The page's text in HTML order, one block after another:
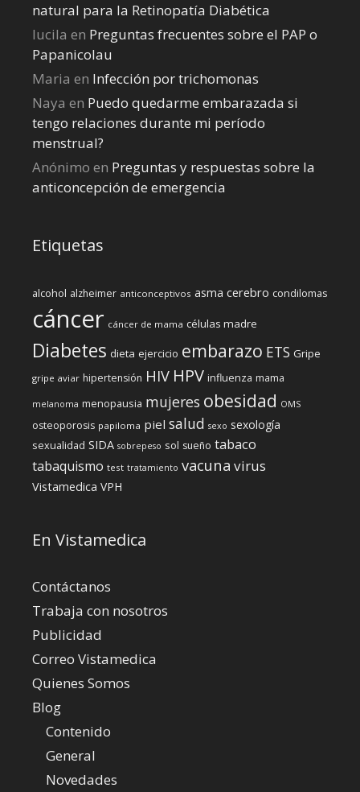
natural para la Retinopatía Diabética
lucila en Preguntas frecuentes sobre el PAP o
Papanicolau
Maria en Infección por trichomonas
Naya en Puedo quedarme embarazada si
tengo relaciones durante mi perí­odo
menstrual?
Anónimo en Preguntas y respuestas sobre la
anticoncepción de emergencia
Etiquetas
alcohol alzheimer anticonceptivos asma cerebro condilomas
cáncer cáncer de mama células madre
Diabetes dieta ejercicio embarazo ETS Gripe
gripe aviar hipertensión HIV HPV influenza mama
melanoma menopausia mujeres obesidad OMS
osteoporosis papiloma piel salud sexo sexología
sexualidad SIDA sobrepeso sol sueño tabaco
tabaquismo test tratamiento vacuna virus
Vistamedica VPH
En Vistamedica
Contáctanos
Trabaja con nosotros
Publicidad
Correo Vistamedica
Quienes Somos
Blog
Contenido
General
Novedades